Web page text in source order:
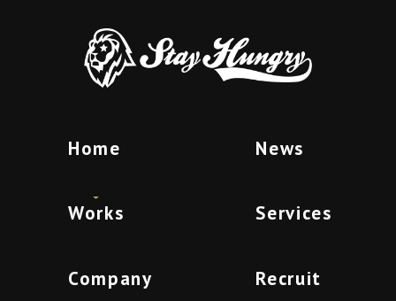
Home News
Works Services
Company Recruit